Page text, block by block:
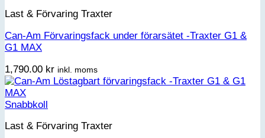
Last & Förvaring Traxter
Can-Am Förvaringsfack under förarsätet -Traxter G1 &
G1 MAX
1,790.00 kr inkl. moms
Snabbkoll
Last & Förvaring Traxter